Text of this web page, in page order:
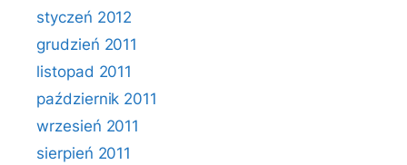
styczeń 2012
grudzień 2011
listopad 2011
październik 2011
wrzesień 2011
sierpień 2011